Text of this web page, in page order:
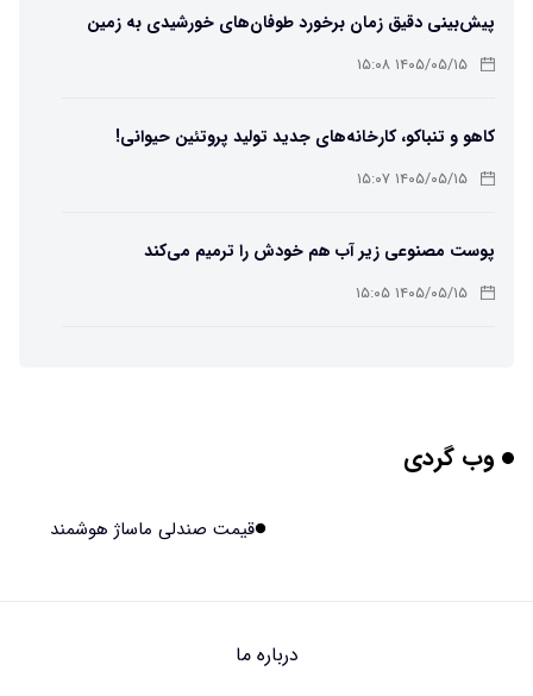
پیش‌بینی دقیق زمان برخورد طوفان‌های خورشیدی به زمین
ممکن شد
۱۴۰۵/۰۵/۱۵ ۱۵:۰۸
کاهو و تنباکو، کارخانه‌های جدید تولید پروتئین حیوانی!
۱۴۰۵/۰۵/۱۵ ۱۵:۰۷
پوست مصنوعی زیر آب هم خودش را ترمیم می‌کند
۱۴۰۵/۰۵/۱۵ ۱۵:۰۵
برنج فضایی چین به مرحله برداشت رسید
وب گردی
قیمت صندلی ماساژ هوشمند
درباره ما